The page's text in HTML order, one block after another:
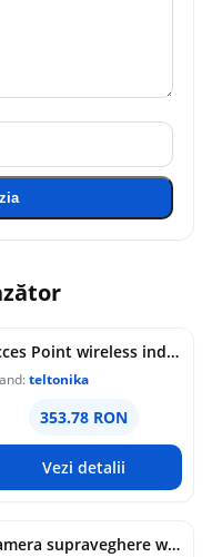
Acces Point wireless industrial Teltonika DAP145, RS485, WiFi 4, Mesh, STA, 1x antena RP-SMA, 2x LAN 10/100 Mbps, PoE pasiv, sina DIN
teltonika
353.78 RON
Vezi detalii
Camera supraveghere wireless IP PT Imou Titan Pro 4G LTE Active Deterrence IPC-U7LP-6T0T, 6 MP, 3.6 mm, IR 30 m, microfon si difuzor, slot card, night vision color, auto-tracking, detectie miscare, alarma, PoE